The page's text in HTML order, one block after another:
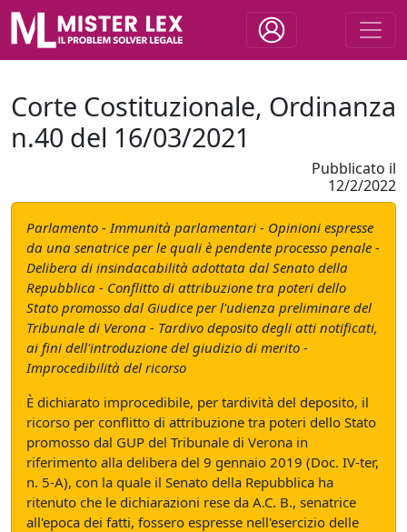
Corte Costituzionale, Ordinanza
n.40 del 16/03/2021
Pubblicato il
12/2/2022
Parlamento - Immunità parlamentari - Opinioni espresse
da una senatrice per le quali è pendente processo penale -
Delibera di insindacabilità adottata dal Senato della
Repubblica - Conflitto di attribuzione tra poteri dello
Stato promosso dal Giudice per l'udienza preliminare del
Tribunale di Verona - Tardivo deposito degli atti notificati,
ai fini dell'introduzione del giudizio di merito -
Improcedibilità del ricorso
È dichiarato improcedibile, per tardività del deposito, il
ricorso per conflitto di attribuzione tra poteri dello Stato
promosso dal GUP del Tribunale di Verona in
riferimento alla delibera del 9 gennaio 2019 (Doc. IV-ter,
n. 5-A), con la quale il Senato della Repubblica ha
ritenuto che le dichiarazioni rese da A.C. B., senatrice
all'epoca dei fatti, fossero espresse nell'esercizio delle